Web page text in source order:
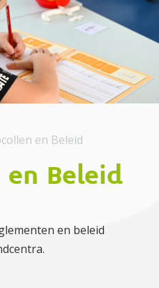
en Beleid
Beleid
en beleid